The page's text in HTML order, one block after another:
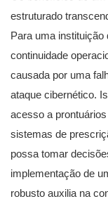
estruturado
Para uma instituição
continuidade
causada por uma
ataque cibernético.
acesso a
sistemas de
possa tomar
implementação de
robusto auxilia na